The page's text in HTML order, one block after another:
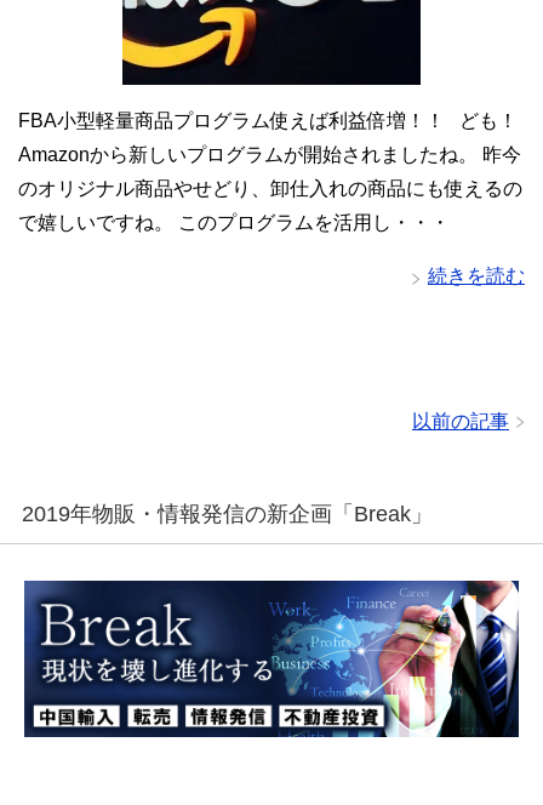
FBA小型軽量商品プログラム使えば利益倍増！！ ども！
Amazonから新しいプログラムが開始されましたね。 昨今
のオリジナル商品やせどり、卸仕入れの商品にも使えるの
で嬉しいですね。 このプログラムを活用し・・・
続きを読む
以前の記事
2019年物販・情報発信の新企画「Break」